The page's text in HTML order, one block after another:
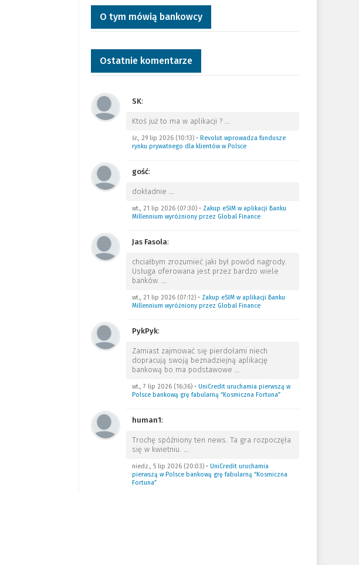
O tym mówią bankowcy
Ostatnie komentarze
SK:
Ktoś już to ma w aplikacji ? …
śr., 29 lip 2026 (10:13)• Revolut wprowadza fundusze
rynku prywatnego dla klientów w Polsce
gość:
dokładnie …
wt., 21 lip 2026 (07:30)• Zakup eSIM w aplikacji Banku
Millennium wyróżniony przez Global Finance
Jas Fasola:
chciałbym zrozumieć jaki był powód nagrody.
Usługa oferowana jest przez bardzo wiele
banków. …
wt., 21 lip 2026 (07:12)• Zakup eSIM w aplikacji Banku
Millennium wyróżniony przez Global Finance
PykPyk:
Zamiast zajmować się pierdołami niech
dopracują swoją beznadziejną aplikację
bankową bo ma podstawowe …
wt., 7 lip 2026 (16:36)• UniCredit uruchamia pierwszą w
Polsce bankową grę fabularną “Kosmiczna Fortuna”
human1:
Trochę spóźniony ten news. Ta gra rozpoczęła
się w kwietniu. …
niedz., 5 lip 2026 (20:03)• UniCredit uruchamia
pierwszą w Polsce bankową grę fabularną “Kosmiczna
Fortuna”